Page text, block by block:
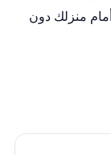
أمام منزلك دون